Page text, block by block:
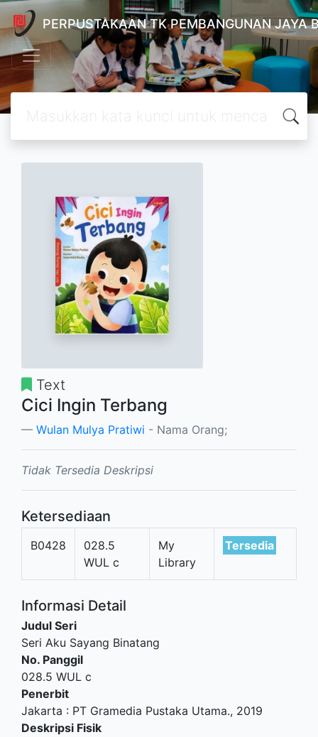
PERPUSTAKAAN TK PEMBANGUNAN JAYA
Text
Cici Ingin Terbang
Wulan Mulya Pratiwi - Nama Orang;
Tidak Tersedia Deskripsi
Ketersediaan
B0428
028.5
WUL c
My
Library
Tersedia
Informasi Detail
Judul Seri
Seri Aku Sayang Binatang
No. Panggil
028.5 WUL c
Penerbit
Jakarta : PT Gramedia Pustaka Utama., 2019
Deskripsi Fisik